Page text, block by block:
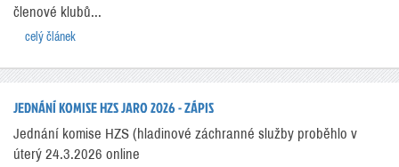
členové klubů...
celý článek
JEDNÁNÍ KOMISE HZS JARO 2026 - ZÁPIS
Jednání komise HZS (hladinové záchranné služby proběhlo v
úterý 24.3.2026 online